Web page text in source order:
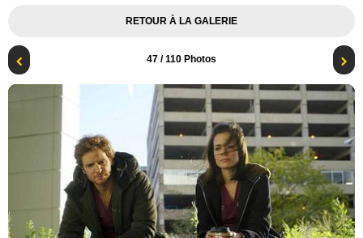
RETOUR À LA GALERIE
47 / 110 Photos